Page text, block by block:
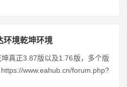
环境乾坤环境
真正3.87版以及1.76版，多个版
www.eahub.cn/forum.php?